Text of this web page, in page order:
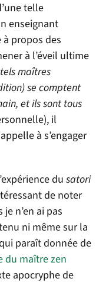
telle
enseignant
propos des
à l’éveil ultime
maîtres
se comptent
et ils sont tous
il
à s’engager
du satori
de noter
n’en ai pas
ni même sur la
paraît donnée de
du maître zen
apocryphe de